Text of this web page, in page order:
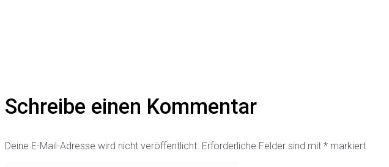
Schreibe einen Kommentar
Deine E-Mail-Adresse wird nicht veröffentlicht. Erforderliche Felder sind mit * markiert